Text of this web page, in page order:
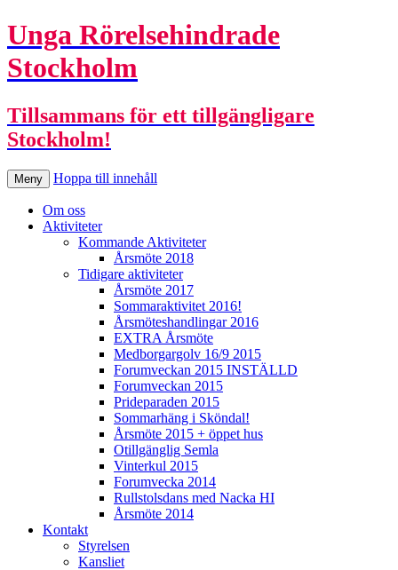
Unga Rörelsehindrade
Stockholm
Tillsammans för ett tillgängligare
Stockholm!
Meny Hoppa till innehåll
Om oss
Aktiviteter
Kommande Aktiviteter
Årsmöte 2018
Tidigare aktiviteter
Årsmöte 2017
Sommaraktivitet 2016!
Årsmöteshandlingar 2016
EXTRA Årsmöte
Medborgargolv 16/9 2015
Forumveckan 2015 INSTÄLLD
Forumveckan 2015
Prideparaden 2015
Sommarhäng i Sköndal!
Årsmöte 2015 + öppet hus
Otillgänglig Semla
Vinterkul 2015
Forumvecka 2014
Rullstolsdans med Nacka HI
Årsmöte 2014
Kontakt
Styrelsen
Kansliet